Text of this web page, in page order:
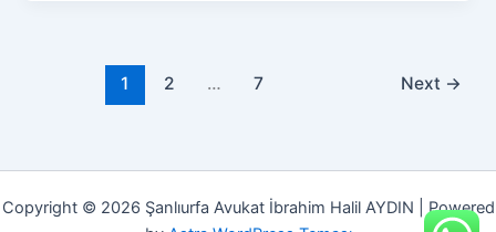
1 2 … 7 Next →
Copyright © 2026 Şanlıurfa Avukat İbrahim Halil AYDIN | Powered